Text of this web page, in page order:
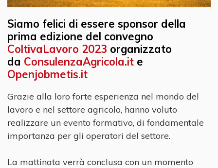
Siamo felici di essere sponsor della
prima edizione del convegno
ColtivaLavoro 2023 organizzato
da ConsulenzaAgricola.it e
Openjobmetis.it
Grazie alla loro forte esperienza nel mondo del
lavoro e nel settore agricolo, hanno voluto
realizzare un evento formativo, di fondamentale
importanza per gli operatori del settore.
La mattinata verrà conclusa con un momento